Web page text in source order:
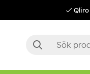
Qliro